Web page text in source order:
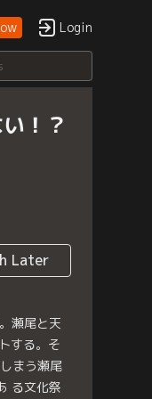
Login
！？
Later
瀬尾と天
する。そ
まう瀬尾
る文化祭